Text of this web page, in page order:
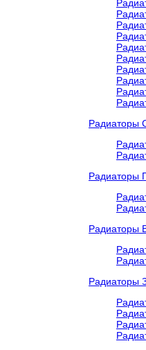
Радиаторы
Радиаторы
Радиаторы
Радиаторы